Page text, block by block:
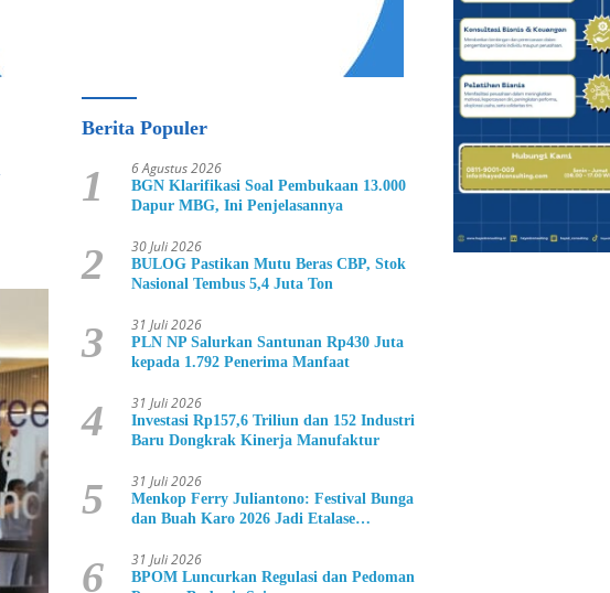
Berita Populer
1 6 Agustus 2026
BGN Klarifikasi Soal Pembukaan 13.000
Dapur MBG, Ini Penjelasannya
2 30 Juli 2026
BULOG Pastikan Mutu Beras CBP, Stok
Nasional Tembus 5,4 Juta Ton
3 31 Juli 2026
PLN NP Salurkan Santunan Rp430 Juta
kepada 1.792 Penerima Manfaat
4 31 Juli 2026
Investasi Rp157,6 Triliun dan 152 Industri
Baru Dongkrak Kinerja Manufaktur
5 31 Juli 2026
Menkop Ferry Juliantono: Festival Bunga
dan Buah Karo 2026 Jadi Etalase
6 31 Juli 2026
BPOM Luncurkan Regulasi dan Pedoman